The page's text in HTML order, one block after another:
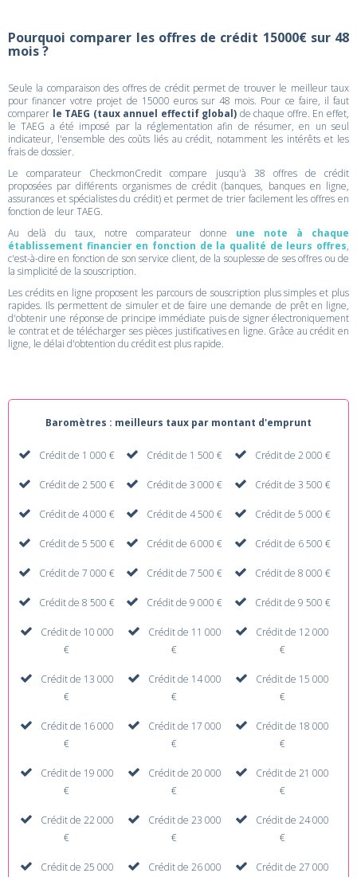
Pourquoi comparer les offres de crédit 15000€ sur 48
mois ?
Seule la comparaison des offres de crédit permet de trouver le meilleur taux
pour financer votre projet de 15000 euros sur 48 mois. Pour ce faire, il faut
comparer le TAEG (taux annuel effectif global) de chaque offre. En effet,
le TAEG a été imposé par la réglementation afin de résumer, en un seul
indicateur, l'ensemble des coûts liés au crédit, notamment les intérêts et les
frais de dossier.
Le comparateur CheckmonCredit compare jusqu'à 38 offres de crédit
proposées par différents organismes de crédit (banques, banques en ligne,
assurances et spécialistes du crédit) et permet de trier facilement les offres en
fonction de leur TAEG.
Au delà du taux, notre comparateur donne une note à chaque
établissement financier en fonction de la qualité de leurs offres,
c'est-à-dire en fonction de son service client, de la souplesse de ses offres ou de
la simplicité de la souscription.
Les crédits en ligne proposent les parcours de souscription plus simples et plus
rapides. Ils permettent de simuler et de faire une demande de prêt en ligne,
d'obtenir une réponse de principe immédiate puis de signer électroniquement
le contrat et de télécharger ses pièces justificatives en ligne. Grâce au crédit en
ligne, le délai d'obtention du crédit est plus rapide.
Baromètres : meilleurs taux par montant d'emprunt
Crédit de 1 000 € Crédit de 1 500 € Crédit de 2 000 €
Crédit de 2 500 € Crédit de 3 000 € Crédit de 3 500 €
Crédit de 4 000 € Crédit de 4 500 € Crédit de 5 000 €
Crédit de 5 500 € Crédit de 6 000 € Crédit de 6 500 €
Crédit de 7 000 € Crédit de 7 500 € Crédit de 8 000 €
Crédit de 8 500 € Crédit de 9 000 € Crédit de 9 500 €
Crédit de 10 000
€
Crédit de 11 000
€
Crédit de 12 000
€
Crédit de 13 000
€
Crédit de 14 000
€
Crédit de 15 000
€
Crédit de 16 000
€
Crédit de 17 000
€
Crédit de 18 000
€
Crédit de 19 000
€
Crédit de 20 000
€
Crédit de 21 000
€
Crédit de 22 000
€
Crédit de 23 000
€
Crédit de 24 000
€
Crédit de 25 000
Crédit de 26 000
Crédit de 27 000